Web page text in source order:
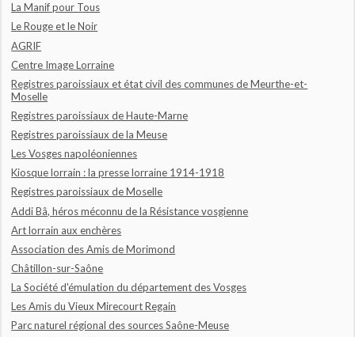
La Manif pour Tous
Le Rouge et le Noir
AGRIF
Centre Image Lorraine
Registres paroissiaux et état civil des communes de Meurthe-et-
Moselle
Registres paroissiaux de Haute-Marne
Registres paroissiaux de la Meuse
Les Vosges napoléoniennes
Kiosque lorrain : la presse lorraine 1914-1918
Registres paroissiaux de Moselle
Addi Bâ, héros méconnu de la Résistance vosgienne
Art lorrain aux enchères
Association des Amis de Morimond
Châtillon-sur-Saône
La Société d'émulation du département des Vosges
Les Amis du Vieux Mirecourt Regain
Parc naturel régional des sources Saône-Meuse